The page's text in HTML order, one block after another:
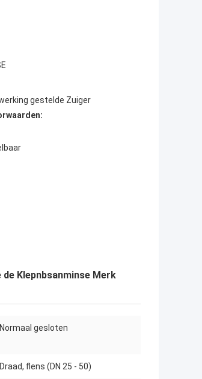
gestelde Zuiger
Klepnbsanminse Merk
Normaal gesloten
Draad, flens (DN 25 - 50)